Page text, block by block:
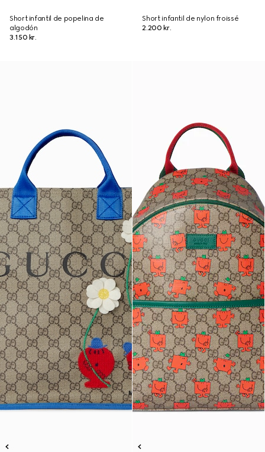
Short infantil de popelina de
algodón
3.150 kr.
Short infantil de nylon froissé
2.200 kr.